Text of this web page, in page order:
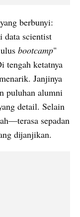
berbunyi:
data scientist
bootcamp"
tengah ketatnya
Janjinya
puluhan alumni
detail. Selain
sepadan
dijanjikan.